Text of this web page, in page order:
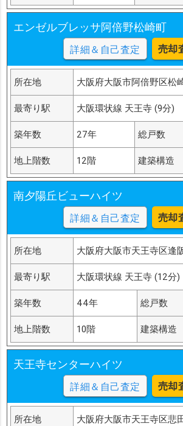
エンゼルブレッサ阿倍野松崎町
詳細＆自己査定 売却
所在地 大阪府大阪市阿倍野区松
最寄り駅 大阪環状線 天王寺 (9分)
築年数 27年 総戸数
地上階数 12階 建築構造
南夕陽丘ビューハイツ
詳細＆自己査定 売却
所在地 大阪府大阪市天王寺区逢
最寄り駅 大阪環状線 天王寺 (12分)
築年数 44年 総戸数
地上階数 10階 建築構造
天王寺センターハイツ
詳細＆自己査定 売却
所在地 大阪府大阪市天王寺区悲